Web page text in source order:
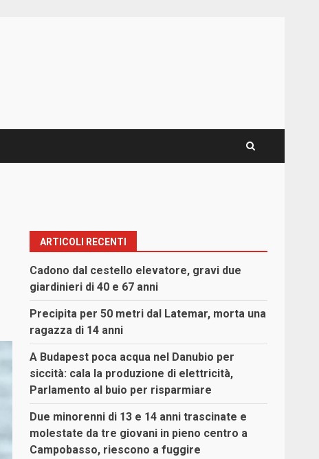
ARTICOLI RECENTI
Cadono dal cestello elevatore, gravi due
giardinieri di 40 e 67 anni
Precipita per 50 metri dal Latemar, morta una
ragazza di 14 anni
A Budapest poca acqua nel Danubio per
siccità: cala la produzione di elettricità,
Parlamento al buio per risparmiare
Due minorenni di 13 e 14 anni trascinate e
molestate da tre giovani in pieno centro a
Campobasso, riescono a fuggire